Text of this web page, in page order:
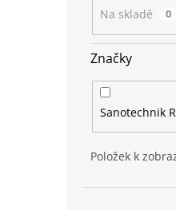
Na skladě 0
Značky
Sanotechnik
Položek k